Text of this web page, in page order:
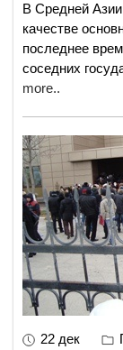
B Средней
качестве
последнее
соседних
more..
22 дек